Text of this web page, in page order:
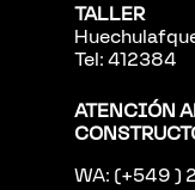
TALLER
Tel: 412384
ATENCIÓN
WA: (+549 )